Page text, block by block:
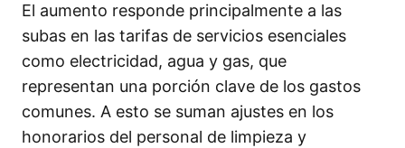
El aumento responde principalmente a las
subas en las tarifas de servicios esenciales
como electricidad, agua y gas, que
representan una porción clave de los gastos
comunes. A esto se suman ajustes en los
honorarios del personal de limpieza y